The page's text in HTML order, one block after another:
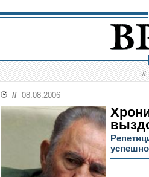
//
// 08.08.2006
успешно